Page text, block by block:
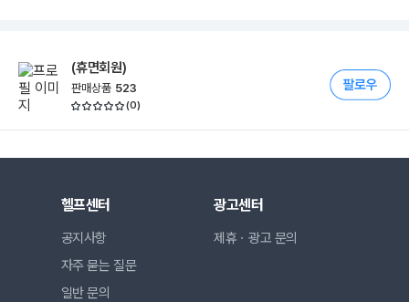
(휴면회원)
판매상품 523
(0)
헬프센터
공지사항
자주 묻는 질문
일반 문의
광고센터
제휴ㆍ광고 문의